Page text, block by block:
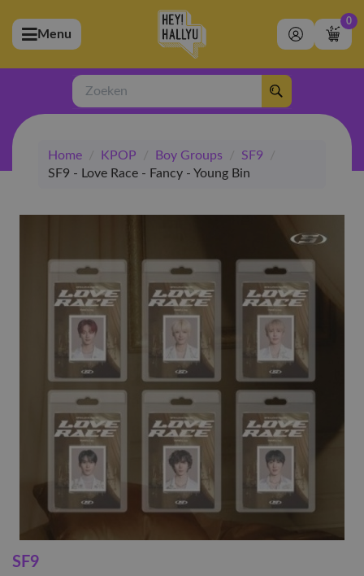
(Artiesten)
(Merchandise)
(Exclusive)
(Winkel)
Menu
0
Zoeken
Home / KPOP / Boy Groups / SF9
/
SF9 - Love Race - Fancy - Young Bin
SF9